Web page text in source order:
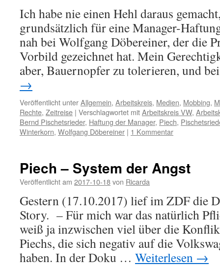
Ich habe nie einen Hehl daraus
grundsätzlich für eine Manager-
nah bei Wolfgang Döbereiner, der die
Vorbild gezeichnet hat. Mein
aber, Bauernopfer zu tolerieren, und
→
Veröffentlicht unterAllgemein, Arbeitskreis, Medien, Mobbing,
Rechte, Zeitreise | Verschlagwortet mitArbeitskreis VW,
Bernd Pischetsrieder, Haftung der Manager, Piech,
Winterkorn, Wolfgang Döbereiner | 1 Kommentar
Piech – System der Angst
Veröffentlicht am 2017-10-18von Ricarda
Gestern (17.10.2017) lief im ZDF die
Story. – Für mich war das natürlich
weiß ja inzwischen viel über die
Piechs, die sich negativ auf die
haben. In der Doku … Weiterlesen →